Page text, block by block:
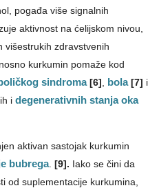
pogađa više signalnih
aktivnost na ćelijskom nivou,
višestrukih zdravstvenih
kurkumin pomaže kod
sindroma [6] bola [7] i
i degenerativnih stanja oka
aktivan sastojak kurkumin
bubrega. [9]. Iako se čini da
od suplementacije kurkumina,